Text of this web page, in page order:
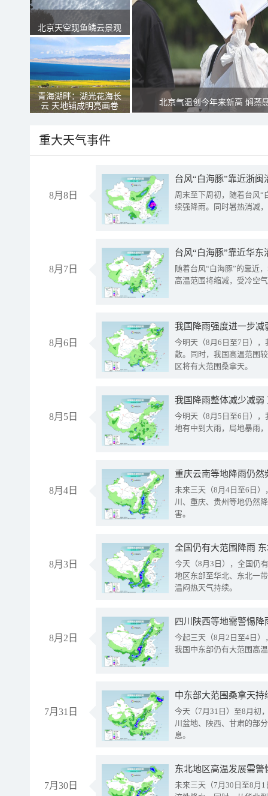
北京天空现鱼鳞云景观
青海湖畔：湖光花海长
云 天地铺成明亮画卷
北京气温创今年来新高 焖蒸
重大天气事件
8月8日
台风“白海豚”靠近浙
周末至下周初，随着台风“
续强降雨。同时暑热消减
8月7日
台风“白海豚”靠近华
随着台风“白海豚”的靠近
高温范围将缩减，受冷空
8月6日
今明天（8月6日至7日）
散。同时，我国高温范围
区将有大范围桑拿天。
8月5日
我国降雨整体减少减弱
今明天（8月5日至6日）
地有中到大雨，局地暴雨
8月4日
重庆云南等地降雨仍然
未来三天（8月4日至6日
川、重庆、贵州等地仍然
害。
8月3日
全国仍有大范围降雨
今天（8月3日），全国仍
地区东部至华北、东北一
温闷热天气持续。
8月2日
今起三天（8月2日至4日
我国中东部仍有大范围高
7月31日
中东部大范围桑拿天
今天（7月31日）至8月初
川盆地、陕西、甘肃的部
息。
7月30日
东北地区高温发展需
未来三天（7月30日至8月